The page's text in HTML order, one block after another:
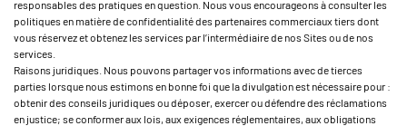
responsables des pratiques en question. Nous vous encourageons à consulter les
politiques en matière de confidentialité des partenaires commerciaux tiers dont
vous réservez et obtenez les services par l’intermédiaire de nos Sites ou de nos
services.
Raisons juridiques. Nous pouvons partager vos informations avec de tierces
parties lorsque nous estimons en bonne foi que la divulgation est nécessaire pour :
obtenir des conseils juridiques ou déposer, exercer ou défendre des réclamations
en justice; se conformer aux lois, aux exigences réglementaires, aux obligations